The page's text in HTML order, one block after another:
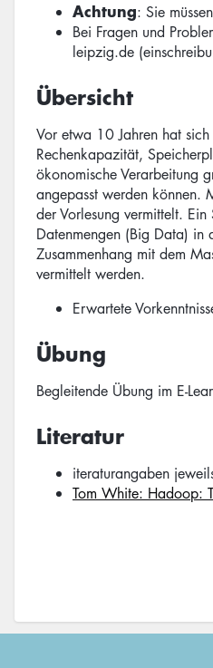
Achtung: Sie
Bei Fragen und
leipzig.de
Übersicht
Vor etwa 10 Jahren hat
Rechenkapazität,
ökonomische Verarbeitung
angepasst werden können.
der Vorlesung vermittelt.
Datenmengen (Big Data) in
Zusammenhang mit dem
vermittelt werden.
Erwartete
Übung
Begleitende Übung im E-
Literatur
iteraturangaben
Tom White: Hadoop: